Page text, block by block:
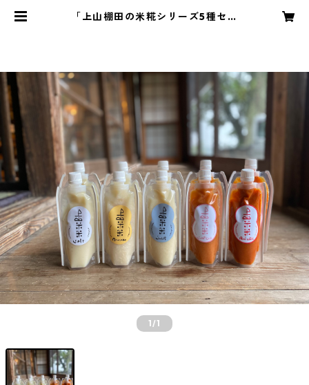
「上山棚田の米糀シリーズ5種セッ
1/1